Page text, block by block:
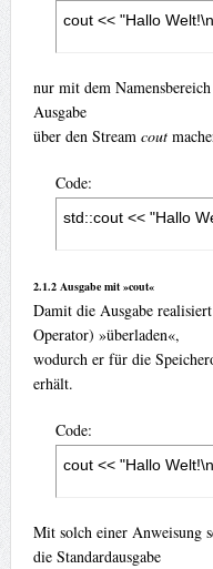
cout << "Hallo
nur mit dem Namensbereich
Ausgabe
über den Stream cout
Code:
std::cout << "Hallo
2.1.2 Ausgabe mit »cout«
Damit die Ausgabe
Operator) »überladen«,
wodurch er für die
erhält.
Code:
cout << "Hallo
Mit solch einer Anweisung
die Standardausgabe